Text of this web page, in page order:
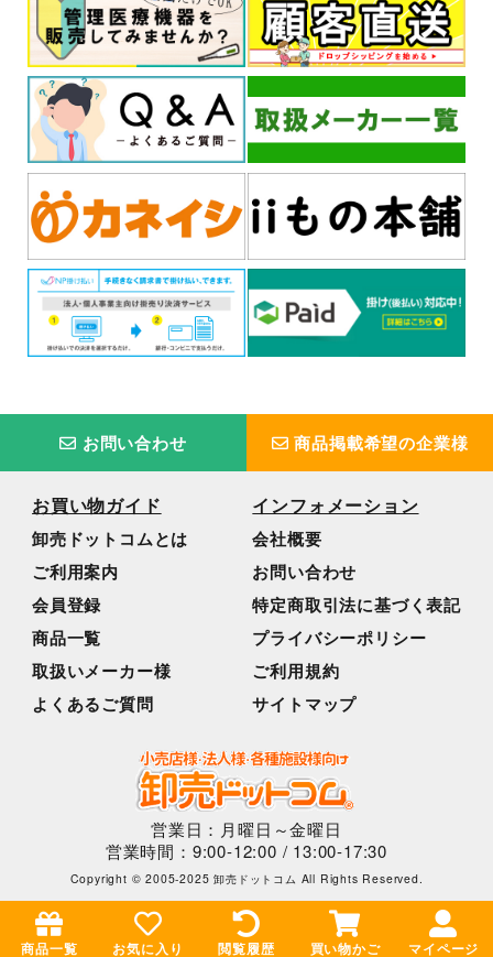
お問い合わせ 商品掲載希望の企業様
お買い物ガイド
卸売ドットコムとは
ご利用案内
会員登録
商品一覧
取扱いメーカー様
よくあるご質問
インフォメーション
会社概要
お問い合わせ
特定商取引法に基づく表記
プライバシーポリシー
ご利用規約
サイトマップ
営業日：月曜日～金曜日
営業時間：9:00-12:00 / 13:00-17:30
Copyright © 2005-2025 卸売ドットコム All Rights Reserved.
商品一覧 お気に入り 閲覧履歴 買い物かご マイページ